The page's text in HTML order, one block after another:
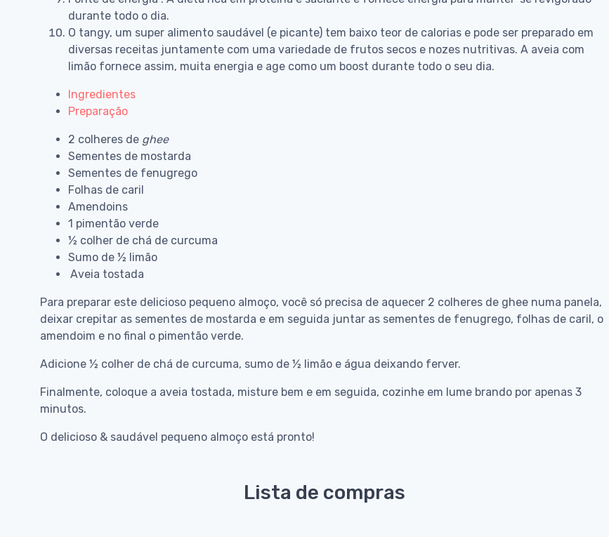
durante todo o dia.
O tangy, um super alimento saudável (e picante) tem baixo teor de calorias e pode ser preparado em
diversas receitas juntamente com uma variedade de frutos secos e nozes nutritivas. A aveia com
limão fornece assim, muita energia e age como um boost durante todo o seu dia.
Ingredientes
Preparação
2 colheres de ghee
Sementes de mostarda
Sementes de fenugrego
Folhas de caril
Amendoins
1 pimentão verde
½ colher de chá de curcuma
Sumo de ½ limão
Aveia tostada
Para preparar este delicioso pequeno almoço, você só precisa de aquecer 2 colheres de ghee numa panela,
deixar crepitar as sementes de mostarda e em seguida juntar as sementes de fenugrego, folhas de caril, o
amendoim e no final o pimentão verde.
Adicione ½ colher de chá de curcuma, sumo de ½ limão e água deixando ferver.
Finalmente, coloque a aveia tostada, misture bem e em seguida, cozinhe em lume brando por apenas 3
minutos.
O delicioso & saudável pequeno almoço está pronto!
Lista de compras